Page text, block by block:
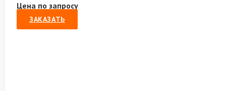
Цена по запросу
ЗАКАЗАТЬ